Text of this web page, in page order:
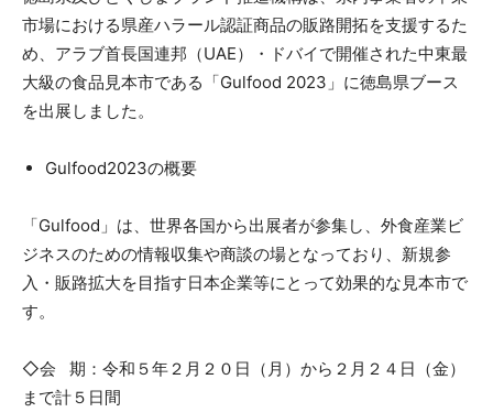
市場における県産ハラール認証商品の販路開拓を支援するた
め、アラブ首長国連邦（UAE）・ドバイで開催された中東最
大級の食品見本市である「Gulfood 2023」に徳島県ブース
を出展しました。
Gulfood2023の概要
「Gulfood」は、世界各国から出展者が参集し、外食産業ビ
ジネスのための情報収集や商談の場となっており、新規参
入・販路拡大を目指す日本企業等にとって効果的な見本市で
す。
◇会 期：令和５年２月２０日（月）から２月２４日（金）
まで計５日間